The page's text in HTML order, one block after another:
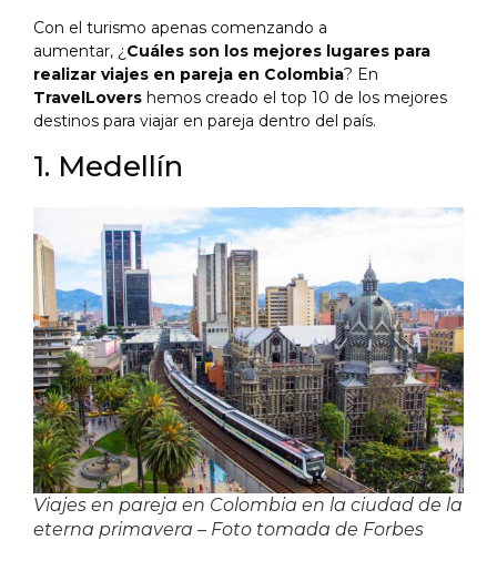
Con el turismo apenas comenzando a
aumentar, ¿ Cuáles son los mejores lugares para
realizar viajes en pareja en Colombia? En
TravelLovers hemos creado el top 10 de los mejores
destinos para viajar en pareja dentro del país.
1. Medellín
Viajes en pareja en Colombia en la ciudad de la
eterna primavera – Foto tomada de Forbes